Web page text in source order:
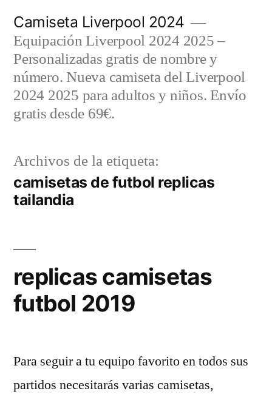
contenido
Camiseta Liverpool 2024
Equipación Liverpool 2024 2025 –
Personalizadas gratis de nombre y
número. Nueva camiseta del Liverpool
2024 2025 para adultos y niños. Envío
gratis desde 69€.
Archivos de la etiqueta:
camisetas de futbol replicas
tailandia
replicas camisetas
futbol 2019
Para seguir a tu equipo favorito en todos sus
partidos necesitarás varias camisetas,